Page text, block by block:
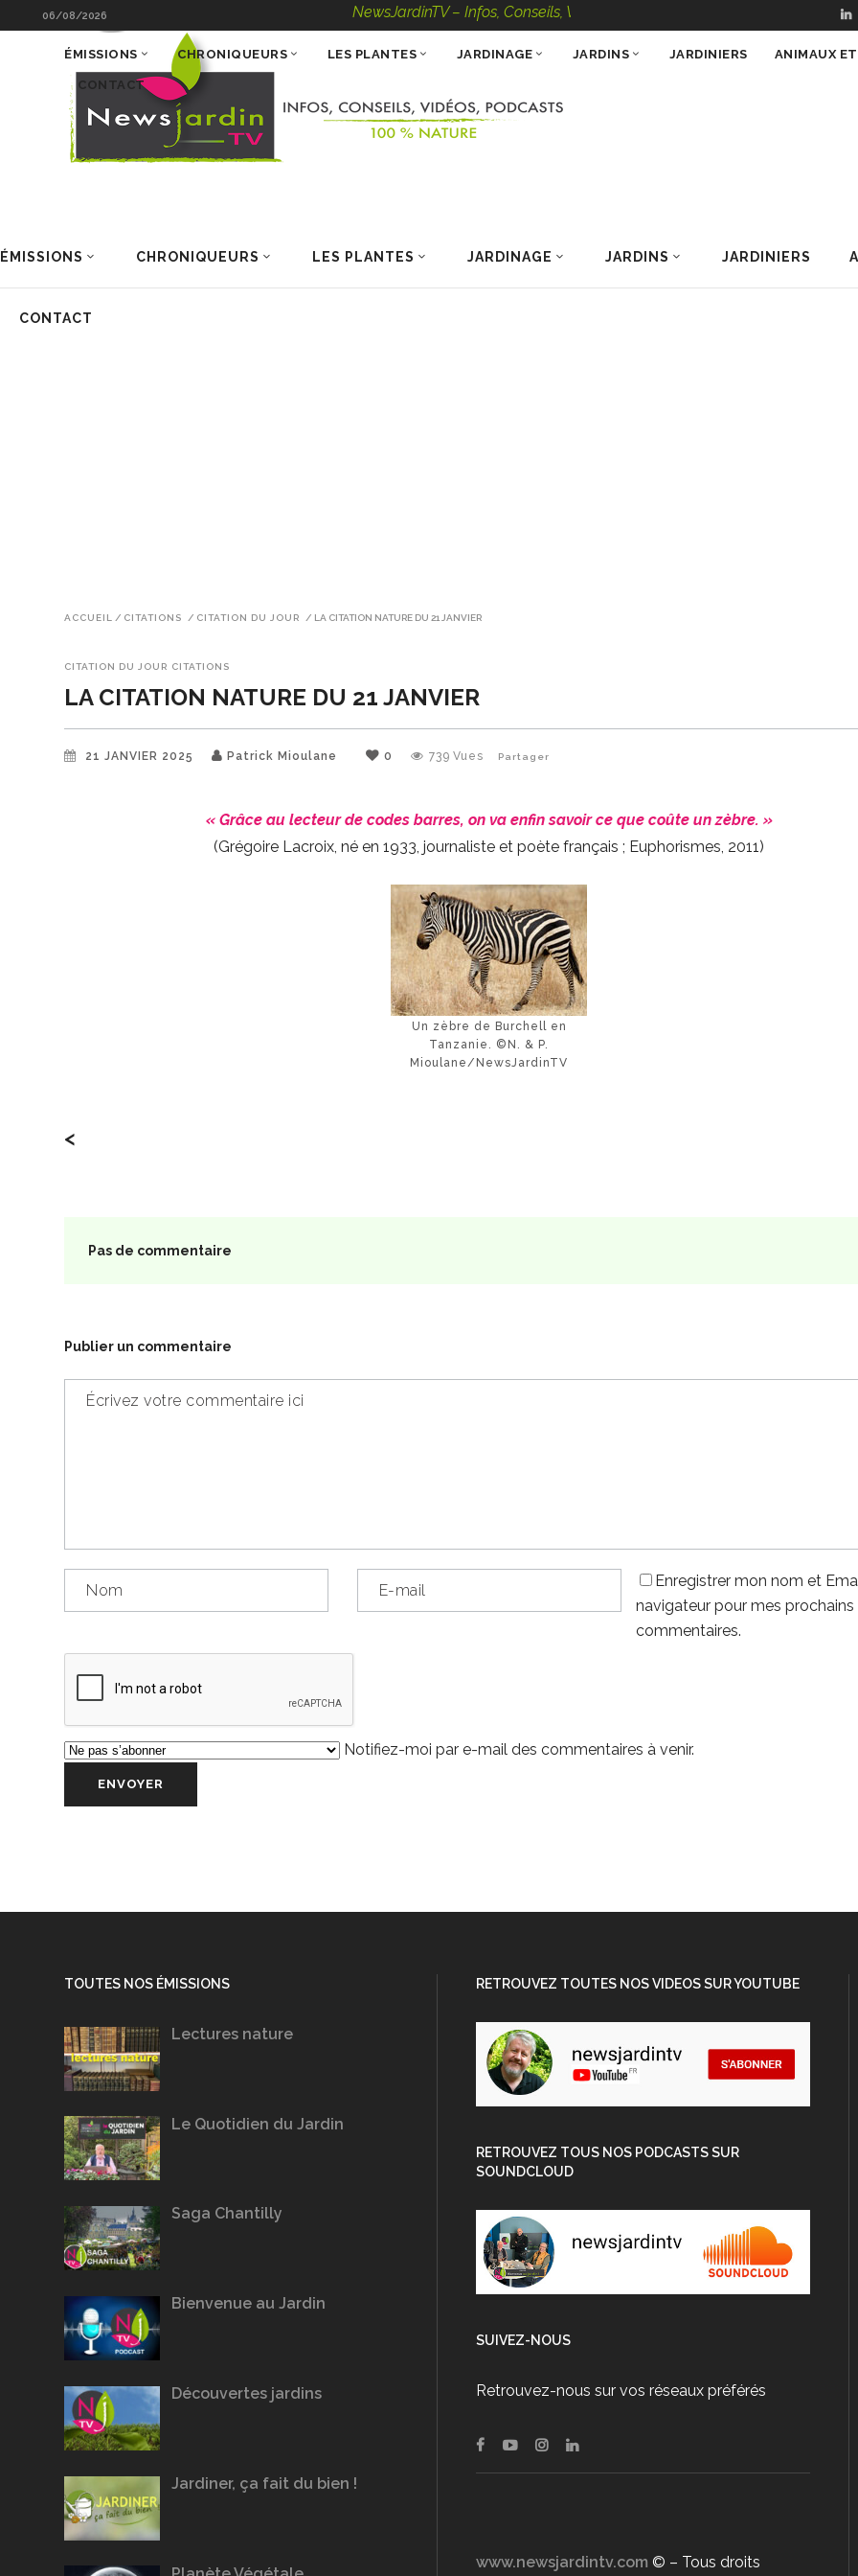
06/08/2026 NewsJardinTV – Infos, Conseils, Vidéos, Podcasts – 100 % Nature
ÉMISSIONS CHRONIQUEURS LES PLANTES JARDINAGE JARDINS JARDINIERS
CONTACT
ÉMISSIONS CHRONIQUEURS LES PLANTES JARDINAGE JARDINS JARDINIERS ANIMAUX
CONTACT
ACCUEIL / CITATIONS / CITATION DU JOUR / LA CITATION NATURE DU 21 JANVIER
CITATION DU JOUR CITATIONS
LA CITATION NATURE DU 21 JANVIER
21 JANVIER 2025 Patrick Mioulane 0 739 Vues Partager
« Grâce au lecteur de codes barres, on va enfin savoir ce que coûte un zèbre. »
(Grégoire Lacroix, né en 1933, journaliste et poète français ; Euphorismes, 2011)
Un zèbre de Burchell en
Tanzanie. ©N. & P.
Mioulane/NewsJardinTV
<
Pas de commentaire
Publier un commentaire
Enregistrer mon nom et
navigateur pour mes prochains
commentaires.
Notifiez-moi par e-mail des commentaires à venir.
TOUTES NOS ÉMISSIONS
Lectures nature
Le Quotidien du Jardin
Saga Chantilly
Bienvenue au Jardin
Découvertes jardins
Jardiner, ça fait du bien !
RETROUVEZ TOUTES NOS VIDEOS SUR YOUTUBE
RETROUVEZ TOUS NOS PODCASTS SUR
SOUNDCLOUD
SUIVEZ-NOUS
Retrouvez-nous sur vos réseaux préférés
www.newsjardintv.com © – Tous droits